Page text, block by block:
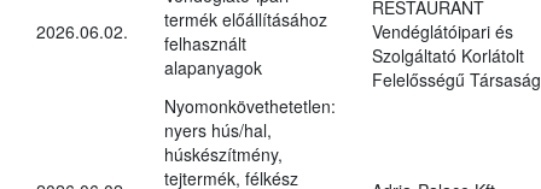
2026.06.02.
termék előállításához
felhasznált
alapanyagok
RESTAURANT
Vendéglátóipari és
Szolgáltató Korlátolt
Felelősségű Társaság
Nyomonkövethetetlen:
nyers hús/hal,
húskészítmény,
tejtermék, félkész